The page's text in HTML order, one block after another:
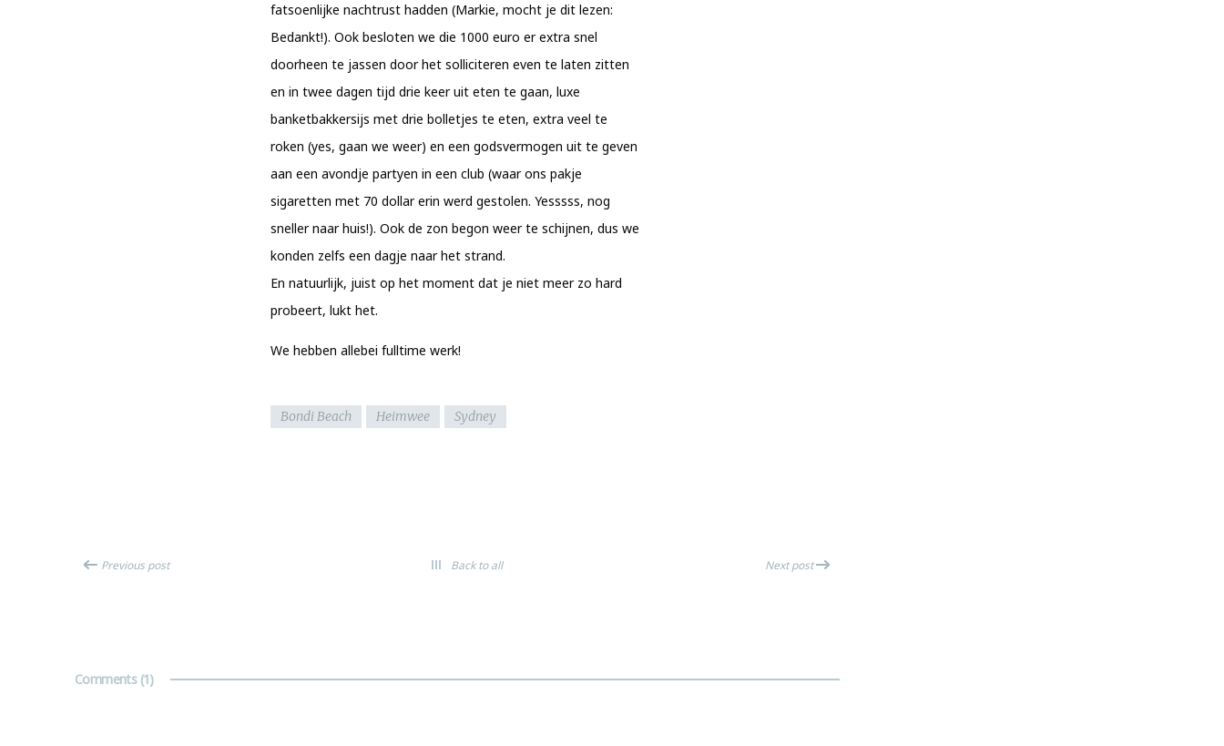
fatsoenlijke nachtrust hadden (Markie, mocht je dit lezen:
Bedankt!). Ook besloten we die 1000 euro er extra snel
doorheen te jassen door het solliciteren even te laten zitten
en in twee dagen tijd drie keer uit eten te gaan, luxe
banketbakkersijs met drie bolletjes te eten, extra veel te
roken (yes, gaan we weer) en een godsvermogen uit te geven
aan een avondje partyen in een club (waar ons pakje
sigaretten met 70 dollar erin werd gestolen. Yesssss, nog
sneller naar huis!). Ook de zon begon weer te schijnen, dus we
konden zelfs een dagje naar het strand.
En natuurlijk, juist op het moment dat je niet meer zo hard
probeert, lukt het.
We hebben allebei fulltime werk!
Bondi Beach Heimwee Sydney
Previous post Back to all Next post
Comments(1)